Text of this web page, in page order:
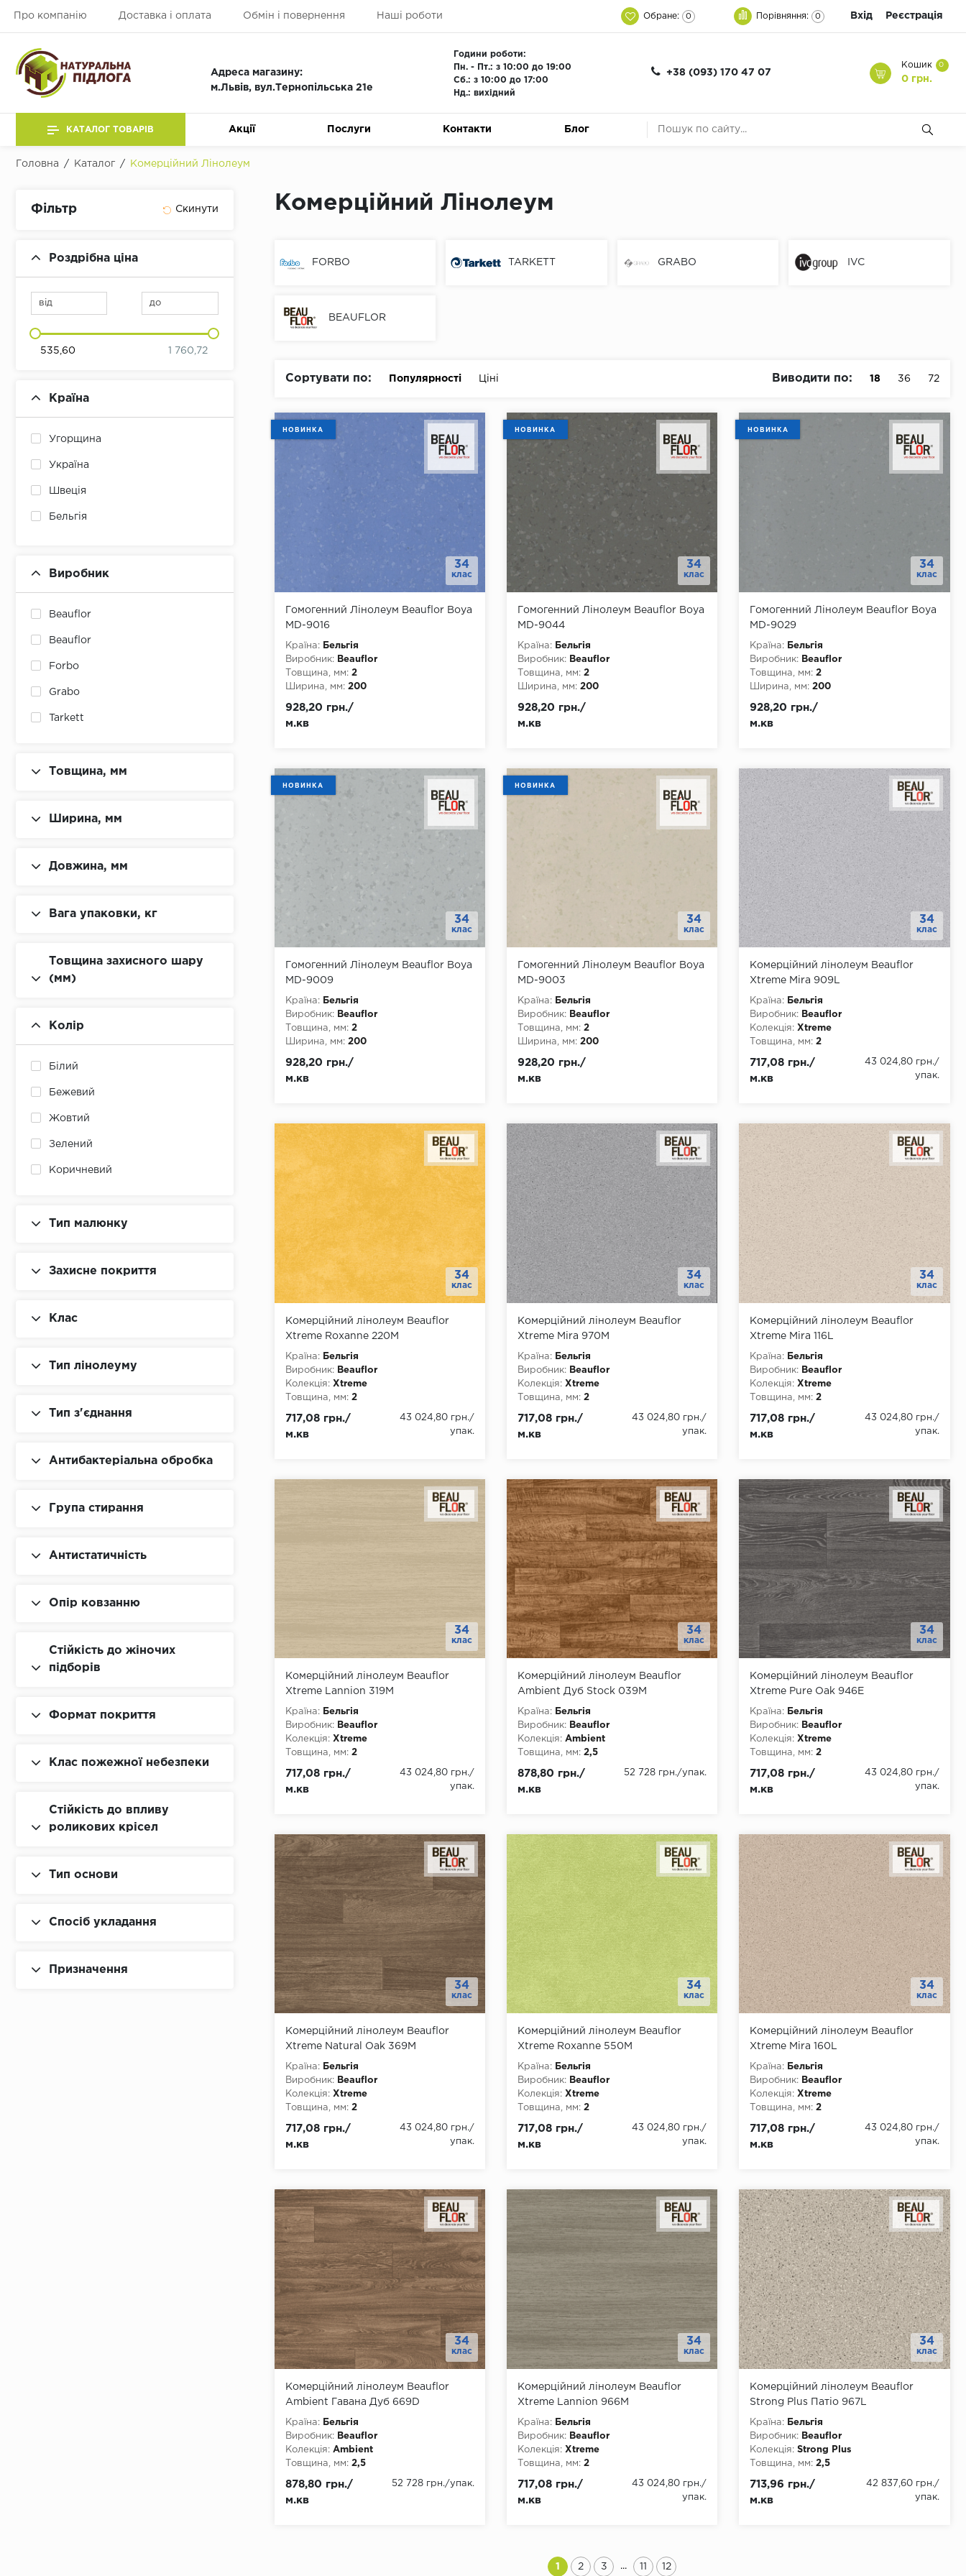
Про компанію Доставка і оплата Обмін і повернення Наші роботи Обране: 0 Порівняння: 0 Вхід Реєстрація
Адреса магазину:
м.Львів, вул.Тернопільська 21е
Години роботи:
Пн. - Пт.: з 10:00 до 19:00
Сб.: з 10:00 до 17:00
Нд.: вихідний
+38 (093) 170 47 07
Кошик 0
0 грн.
КАТАЛОГ ТОВАРІВ Акції Послуги Контакти Блог
Головна / Каталог / Комерційний Лінолеум
Фільтр
Роздрібна ціна
від до
535,60 1 760,72
Країна
Угорщина
Україна
Швеція
Бельгія
Виробник
Beauflor
Beauflor
Forbo
Grabo
Tarkett
Товщина, мм
Ширина, мм
Довжина, мм
Вага упаковки, кг
Товщина захисного шару
(мм)
Колір
Білий
Бежевий
Жовтий
Зелений
Коричневий
Синій
Червоний
Тип малюнку
Захисне покриття
Клас
Тип лінолеуму
Тип з'єднання
Антибактеріальна обробка
Група стирання
Антистатичність
Опір ковзанню
Стійкість до жіночих
підборів
Формат покриття
Клас пожежної небезпеки
Стійкість до впливу
роликових крісел
Тип основи
Спосіб укладання
Призначення
Комерційний Лінолеум
FORBO TARKETT GRABO IVC
BEAUFLOR
Сортувати по: Популярності Ціні Виводити по: 18 36 72
34
клас
НОВИНКА
Гомогенний Лінолеум Beauflor Boya
MD-9016
Країна:
Бельгія
Виробник:
Beauflor
Товщина, мм: 2
Ширина, мм: 200
Клас:
Тип з'єднання:
928,20 грн./
м.кв
34
клас
НОВИНКА
Гомогенний Лінолеум Beauflor Boya
MD-9044
Країна:
Бельгія
Виробник:
Beauflor
Товщина, мм: 2
Ширина, мм: 200
Клас:
Тип з'єднання:
928,20 грн./
м.кв
34
клас
НОВИНКА
Гомогенний Лінолеум Beauflor Boya
MD-9029
Країна:
Бельгія
Виробник:
Beauflor
Товщина, мм: 2
Ширина, мм: 200
Клас:
Тип з'єднання:
928,20 грн./
м.кв
34
клас
НОВИНКА
Гомогенний Лінолеум Beauflor Boya
MD-9009
Країна:
Бельгія
Виробник:
Beauflor
Товщина, мм: 2
Ширина, мм: 200
Клас:
Тип з'єднання:
928,20 грн./
м.кв
34
клас
НОВИНКА
Гомогенний Лінолеум Beauflor Boya
MD-9003
Країна:
Бельгія
Виробник:
Beauflor
Товщина, мм: 2
Ширина, мм: 200
Клас:
Тип з'єднання:
928,20 грн./
м.кв
34
клас
Комерційний лінолеум Beauflor
Xtreme Mira 909L
Країна:
Бельгія
Виробник:
Beauflor
Колекція: Xtreme
Товщина, мм: 2
Довжина, мм:
Клас:
717,08 грн./
м.кв
43 024,80 грн./
упак.
34
клас
Комерційний лінолеум Beauflor
Xtreme Roxanne 220M
Країна:
Бельгія
Виробник:
Beauflor
Колекція: Xtreme
Товщина, мм: 2
Довжина, мм:
Клас:
717,08 грн./
м.кв
43 024,80 грн./
упак.
34
клас
Комерційний лінолеум Beauflor
Xtreme Mira 970M
Країна:
Бельгія
Виробник:
Beauflor
Колекція: Xtreme
Товщина, мм: 2
Довжина, мм:
Клас:
717,08 грн./
м.кв
43 024,80 грн./
упак.
34
клас
Комерційний лінолеум Beauflor
Xtreme Mira 116L
Країна:
Бельгія
Виробник:
Beauflor
Колекція: Xtreme
Товщина, мм: 2
Довжина, мм:
Клас:
717,08 грн./
м.кв
43 024,80 грн./
упак.
34
клас
Комерційний лінолеум Beauflor
Xtreme Lannion 319M
Країна:
Бельгія
Виробник:
Beauflor
Колекція: Xtreme
Товщина, мм: 2
Довжина, мм:
Клас:
717,08 грн./
м.кв
43 024,80 грн./
упак.
34
клас
Комерційний лінолеум Beauflor
Ambient Дуб Stock 039M
Країна:
Бельгія
Виробник:
Beauflor
Колекція: Ambient
Товщина, мм: 2,5
3500, 4000
Довжина, мм:
Тип основи: ПВХ
878,80 грн./
м.кв
52 728 грн./упак.
34
клас
Комерційний лінолеум Beauflor
Xtreme Pure Oak 946E
Країна:
Бельгія
Виробник:
Beauflor
Колекція: Xtreme
Товщина, мм: 2
Довжина, мм:
Клас:
717,08 грн./
м.кв
43 024,80 грн./
упак.
34
клас
Комерційний лінолеум Beauflor
Xtreme Natural Oak 369M
Країна:
Бельгія
Виробник:
Beauflor
Колекція: Xtreme
Товщина, мм: 2
2000, 3000, 4000
Довжина, мм:
Клас:
717,08 грн./
м.кв
43 024,80 грн./
упак.
34
клас
Комерційний лінолеум Beauflor
Xtreme Roxanne 550M
Країна:
Бельгія
Виробник:
Beauflor
Колекція: Xtreme
Товщина, мм: 2
2000, 3000, 4000
Довжина, мм:
Клас:
717,08 грн./
м.кв
43 024,80 грн./
упак.
34
клас
Комерційний лінолеум Beauflor
Xtreme Mira 160L
Країна:
Бельгія
Виробник:
Beauflor
Колекція: Xtreme
Товщина, мм: 2
2000, 3000, 4000
Довжина, мм:
Клас:
717,08 грн./
м.кв
43 024,80 грн./
упак.
34
клас
Комерційний лінолеум Beauflor
Ambient Гавана Дуб 669D
Країна:
Бельгія
Виробник:
Beauflor
Колекція: Ambient
Товщина, мм: 2,5
3500, 4000
Довжина, мм:
878,80 грн./
м.кв
52 728 грн./упак.
34
клас
Комерційний лінолеум Beauflor
Xtreme Lannion 966M
Країна:
Бельгія
Виробник:
Beauflor
Колекція: Xtreme
Товщина, мм: 2
Довжина, мм:
Клас:
717,08 грн./
м.кв
43 024,80 грн./
упак.
34
клас
Комерційний лінолеум Beauflor
Strong Plus Патіо 967L
Країна:
Бельгія
Виробник:
Beauflor
Колекція: Strong Plus
Товщина, мм: 2,5
3500, 4000
Довжина, мм:
713,96 грн./
м.кв
42 837,60 грн./
упак.
1 2 3 ... 11 12